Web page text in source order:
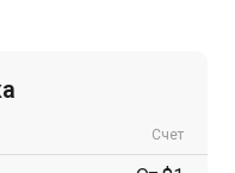
Счет